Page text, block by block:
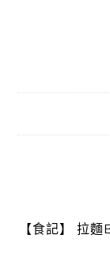
【食記】 拉